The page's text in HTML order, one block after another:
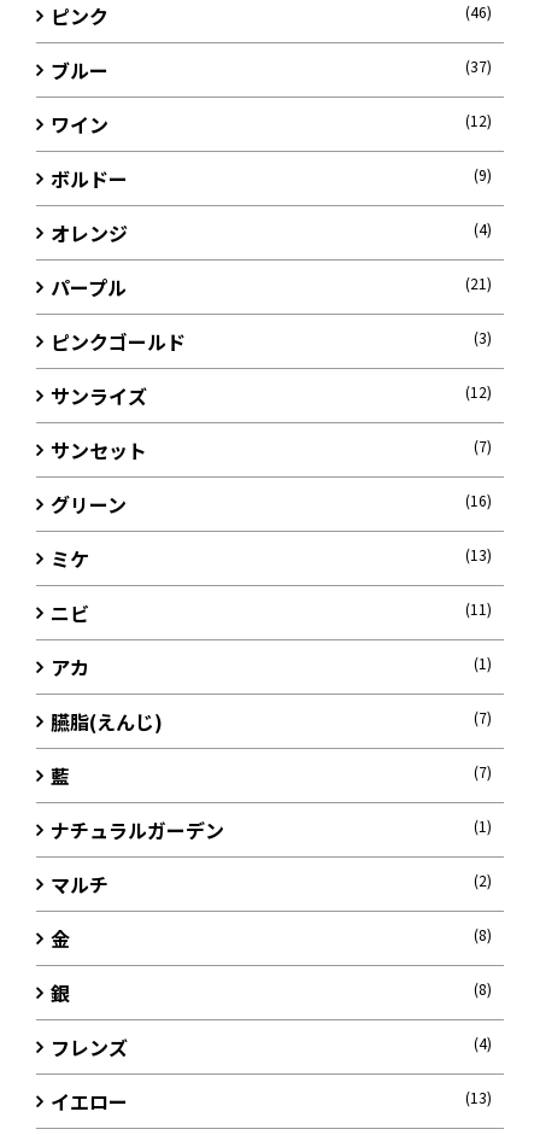
ピンク (46)
ブルー (37)
ワイン (12)
ボルドー (9)
オレンジ (4)
パープル (21)
ピンクゴールド (3)
サンライズ (12)
サンセット (7)
グリーン (16)
ミケ (13)
ニビ (11)
アカ (1)
臙脂(えんじ) (7)
藍 (7)
ナチュラルガーデン (1)
マルチ (2)
金 (8)
銀 (8)
フレンズ (4)
イエロー (13)